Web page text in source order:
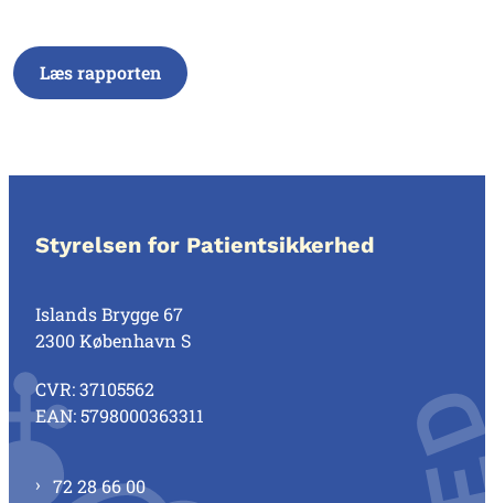
Læs rapporten
Styrelsen for Patientsikkerhed
Islands Brygge 67
2300 København S
CVR: 37105562
EAN: 5798000363311
72 28 66 00